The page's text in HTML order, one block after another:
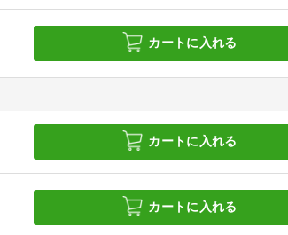
カートに入れる
カートに入れる
カートに入れる